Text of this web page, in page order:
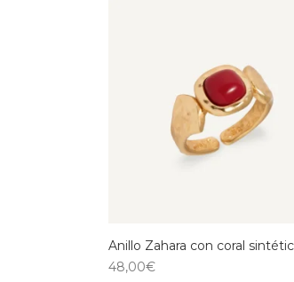
Anillo Zahara con coral
48,00€